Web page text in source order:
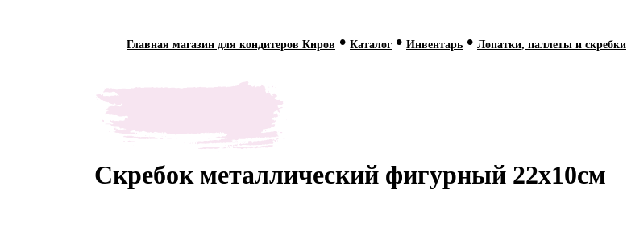
Главная магазин для кондитеров Киров • Каталог • Инвентарь • Лопатки, паллеты и скребки
Скребок металлический фигурный 22х10см